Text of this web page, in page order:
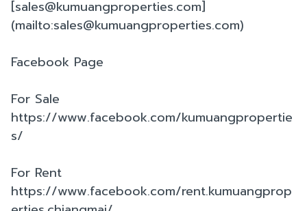
[sales@kumuangproperties.com]
(mailto:sales@kumuangproperties.com)
Facebook Page
For Sale
https://www.facebook.com/kumuangpropertie
s/
For Rent
https://www.facebook.com/rent.kumuangprop